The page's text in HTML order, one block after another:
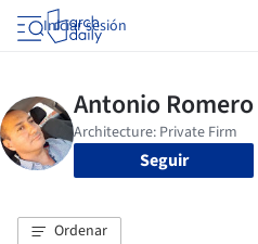
Iniciar sesión
Seguir
Ordenar